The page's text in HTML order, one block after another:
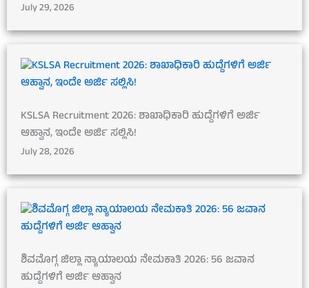
July 29, 2026
KSLSA Recruitment 2026: ಶಾಖಾಧಿಕಾರಿ ಹುದ್ದೆಗಳಿಗೆ ಅರ್ಜಿ
ಆಹ್ವಾನ, ಇಂದೇ ಅರ್ಜಿ ಸಲ್ಲಿಸಿ!
July 28, 2026
ಶಿವಮೊಗ್ಗ ಜಿಲ್ಲಾ ನ್ಯಾಯಾಲಯ ನೇಮಕಾತಿ 2026: 56 ಜವಾನ
ಹುದ್ದೆಗಳಿಗೆ ಅರ್ಜಿ ಆಹ್ವಾನ